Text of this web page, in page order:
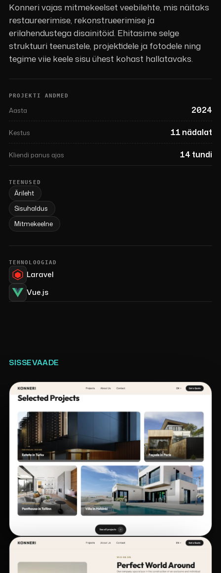
Konneri vajas mitmekeelset veebilehte, mis näitaks
restaureerimise, rekonstrueerimise ja
erilahendustega disainitöid. Ehitasime selge
struktuuri teenustele, projektidele ja fotodele ning
tegime viie keele sisu ühest kohast hallatavaks.
PROJEKTI ANDMED
Aasta 2024
Kestus 11 nädalat
Kliendi panus ajas 14 tundi
TEENUSED
Ärileht
Sisuhaldus
Mitmekeelne
TEHNOLOOGIAD
Laravel
Vue.js
SISSEVAADE